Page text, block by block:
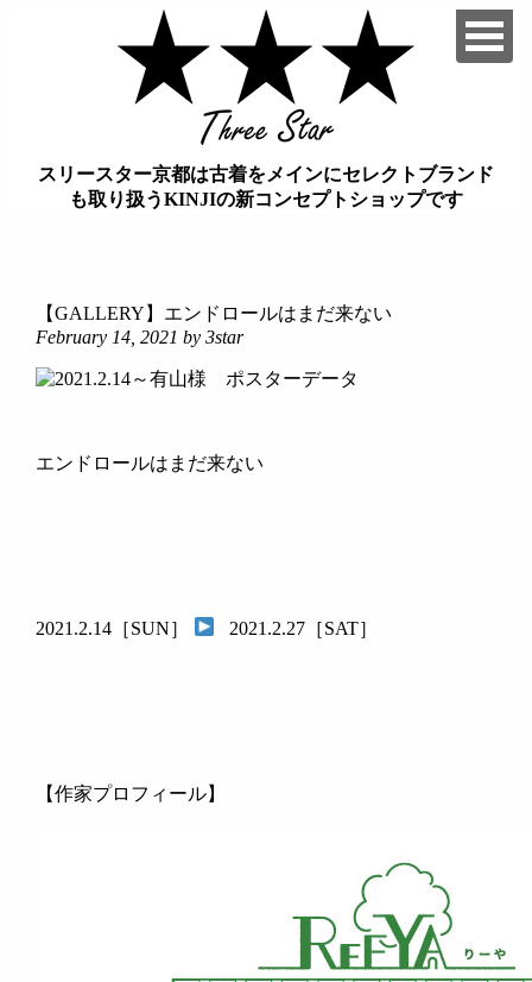
スリースター京都は古着をメインにセレクトブランド
も取り扱うKINJIの新コンセプトショップです
займ на карту онлайн без отказа
【GALLERY】エンドロールはまだ来ない
February 14, 2021 by 3star
エンドロールはまだ来ない
2021.2.14［SUN］ 2021.2.27［SAT］
【作家プロフィール】